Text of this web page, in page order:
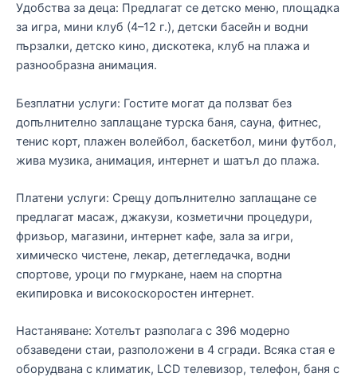
Удобства за деца: Предлагат се детско меню, площадка
за игра, мини клуб (4–12 г.), детски басейн и водни
пързалки, детско кино, дискотека, клуб на плажа и
разнообразна анимация.
Безплатни услуги: Гостите могат да ползват без
допълнително заплащане турска баня, сауна, фитнес,
тенис корт, плажен волейбол, баскетбол, мини футбол,
жива музика, анимация, интернет и шатъл до плажа.
Платени услуги: Срещу допълнително заплащане се
предлагат масаж, джакузи, козметични процедури,
фризьор, магазини, интернет кафе, зала за игри,
химическо чистене, лекар, детегледачка, водни
спортове, уроци по гмуркане, наем на спортна
екипировка и високоскоростен интернет.
Настаняване: Хотелът разполага с 396 модерно
обзаведени стаи, разположени в 4 сгради. Всяка стая е
оборудвана с климатик, LCD телевизор, телефон, баня с